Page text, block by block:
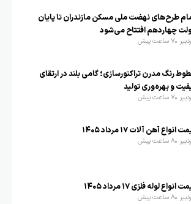
طرح‌های نهضت ملی مسکن مازندران تا پایان
چهاردهم افتتاح می‌شود
7 ساعت پیش
رنگ مدرن تراکتورسازی؛ گامی بلند در ارتقای
و بهره‌وری تولید
7 ساعت پیش
انواع آهن آلات ۱۷ مرداد ۱۴۰۵
8 ساعت پیش
انواع لوله فلزی ۱۷ مرداد ۱۴۰۵
8 ساعت پیش